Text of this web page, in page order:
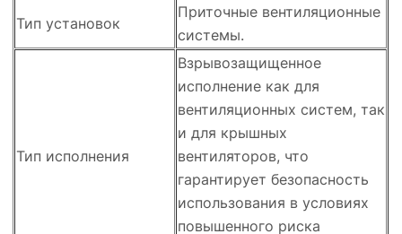
Тип установок
Приточные вентиляционные
системы.
Тип исполнения
Взрывозащищенное
исполнение как для
вентиляционных систем, так
и для крышных
вентиляторов, что
гарантирует безопасность
использования в условиях
повышенного риска